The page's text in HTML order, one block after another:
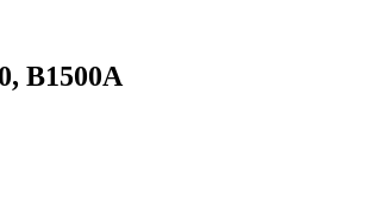
B1500A